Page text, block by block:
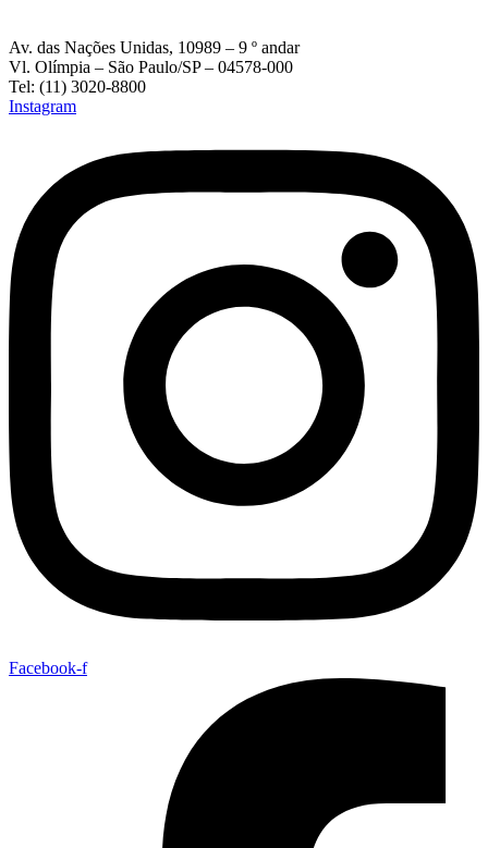
Av. das Nações Unidas, 10989 – 9 º andar
Vl. Olímpia – São Paulo/SP – 04578-000
Tel: (11) 3020-8800
Instagram
Facebook-f